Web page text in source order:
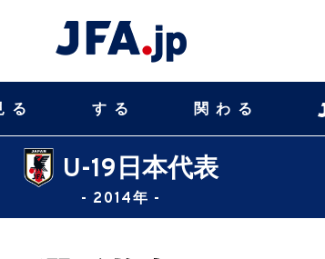
る する 関わる
U-19日本代表
- 2014年 -